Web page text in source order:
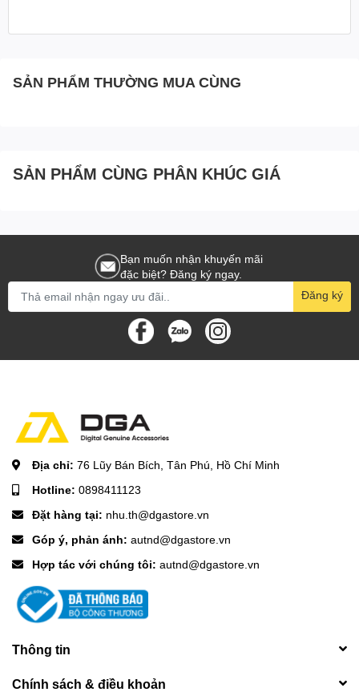
SẢN PHẨM THƯỜNG MUA CÙNG
SẢN PHẨM CÙNG PHÂN KHÚC GIÁ
Bạn muốn nhận khuyến mãi
đặc biệt? Đăng ký ngay.
Đăng ký
Địa chỉ: 76 Lũy Bán Bích, Tân Phú, Hồ Chí Minh
Hotline: 0898411123
Đặt hàng tại: nhu.th@dgastore.vn
Góp ý, phản ánh: autnd@dgastore.vn
Hợp tác với chúng tôi: autnd@dgastore.vn
Thông tin
Chính sách & điều khoản